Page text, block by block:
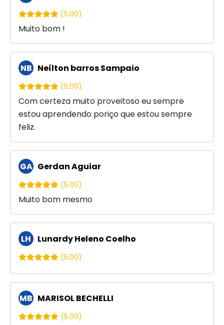
(5.00)
Muito bom !
NB Neílton barros Sampaio
(5.00)
Com certeza muito proveitoso eu sempre
estou aprendendo poriço que estou sempre
feliz.
GA Gerdan Aguiar
(5.00)
Muito bom mesmo
LH Lunardy Heleno Coelho
(5.00)
MB MARISOL BECHELLI
(5.00)